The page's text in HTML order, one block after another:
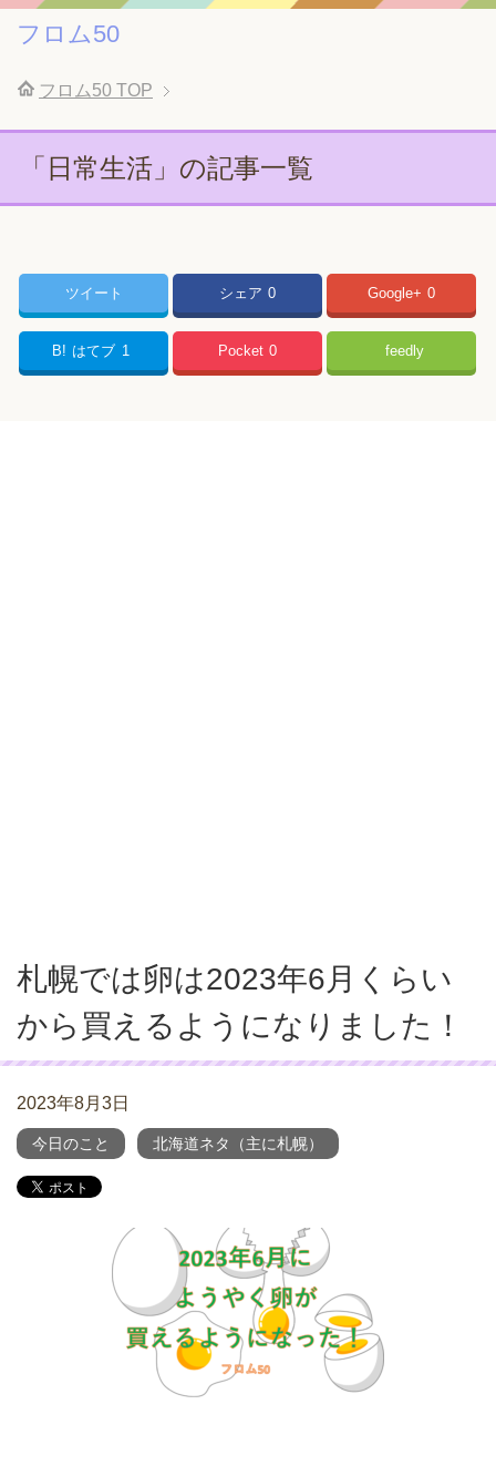
フロム50
フロム50 TOP
「日常生活」の記事一覧
ツイート シェア 0 Google+ 0
B! はてブ 1 Pocket 0 feedly
札幌では卵は2023年6月くらい
から買えるようになりました！
2023年8月3日
今日のこと 北海道ネタ（主に札幌）